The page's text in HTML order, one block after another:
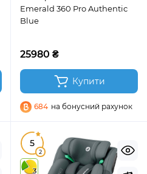
Emerald 360 Pro Authentic
Blue
25980 ₴
Купити
684 на бонусний рахунок
5
2
3